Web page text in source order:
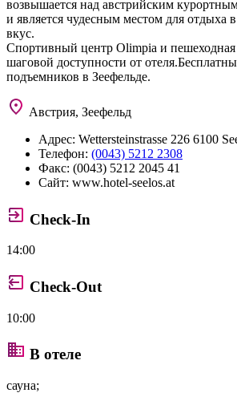
возвышается над австрийским
и является чудесным местом для отдыха
вкус.
Спортивный центр Olimpia и пешеходная
шаговой доступности от
подъемников в Зеефельде.
Австрия, Зеефельд
Адрес: Wettersteinstrasse 226 6100
Телефон: (0043) 5212 2308
Факс: (0043) 5212 2045 41
Сайт: www.hotel-seelos.at
Check-In
14:00
Check-Out
10:00
В отеле
сауна;